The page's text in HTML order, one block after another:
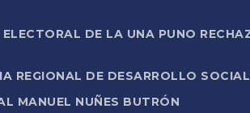
DE LA UNA PUNO
REGIONAL DE DESARROLLO
MANUEL NUÑES BUTRÓN